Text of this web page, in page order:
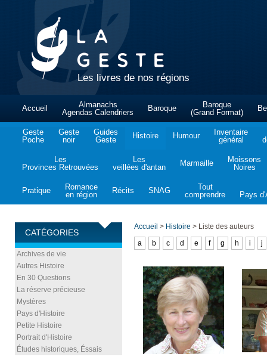
Les livres de nos régions
Accueil
Almanachs
Agendas Calendriers
Baroque
Baroque
(Grand Format)
Geste
Poche
Geste
noir
Guides
Geste
Histoire Humour
Inventaire
général
Les
Provinces Retrouvées
Les
veillées d'antan
Marmaille
Moissons
Noires
Pratique
Romance
en région
Récits SNAG
Tout
comprendre
Pays
CATÉGORIES
Archives de vie
Autres Histoire
En 30 Questions
La réserve précieuse
Mystères
Pays d'Histoire
Petite Histoire
Portrait d'Histoire
Études historiques, Éssais
Accueil > Histoire > Liste des auteurs
a
b c d e f g h i j